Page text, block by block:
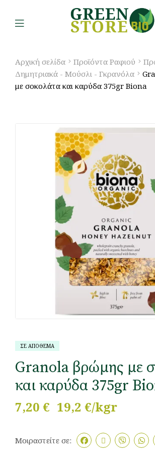
Αρχική σελίδα Προϊόντα Ραφιού
Δημητριακά - Μούσλι - Γκρανόλα
με σοκολάτα και καρύδα 375gr Biona
ΣΕ ΑΠΟΘΕΜΑ
Granola βρώμης με
και καρύδα 375gr
7,20 € 19,2 €/kgr
Μοιραστείτε σε: